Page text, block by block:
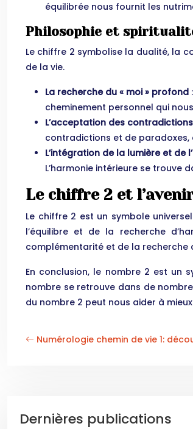
équilibrée nous fournit les
Philosophie et
Le chiffre 2 symbolise la dualité, la
de la vie.
La recherche du « moi » profond
cheminement personnel qui
L’acceptation des
contradictions et de paradoxes,
L’intégration de la lumière et de
L’harmonie intérieure se trouve
Le chiffre 2 et
Le chiffre 2 est un symbole
l’équilibre et de la recherche
complémentarité et de la recherche
En conclusion, le nombre 2 est un
nombre se retrouve dans de
du nombre 2 peut nous aider à
Numérologie chemin de vie 1:
Dernières publications